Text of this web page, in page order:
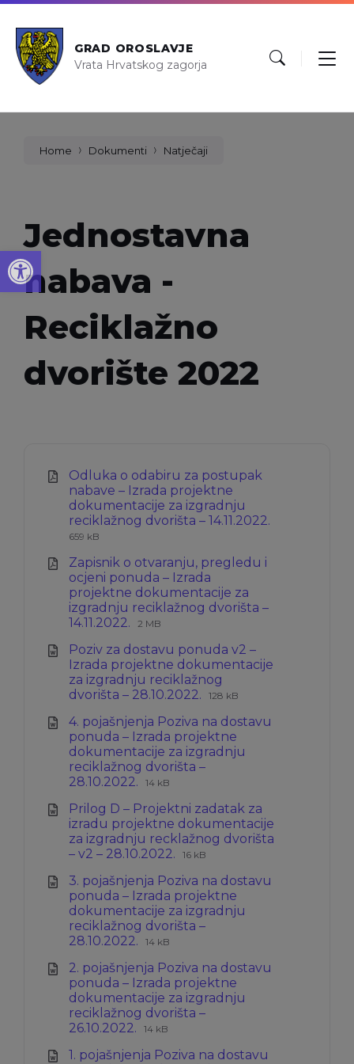
Open toolbar
GRAD OROSLAVJE
Vrata Hrvatskog zagorja
Home Dokumenti Natječaji
Jednostavna
nabava -
Reciklažno
dvorište 2022
Odluka o odabiru za postupak
nabave – Izrada projektne
dokumentacije za izgradnju
reciklažnog dvorišta – 14.11.2022.
Ekstenzija
pdf
Veličina
659 kB
Zapisnik o otvaranju, pregledu i
ocjeni ponuda – Izrada
projektne dokumentacije za
izgradnju reciklažnog dvorišta –
14.11.2022. Ekstenzija
pdf
Veličina
2 MB
Poziv za dostavu ponuda v2 –
Izrada projektne dokumentacije
za izgradnju reciklažnog
dvorišta – 28.10.2022. Ekstenzija
doc
Veličina
128 kB
4. pojašnjenja Poziva na dostavu
ponuda – Izrada projektne
dokumentacije za izgradnju
reciklažnog dvorišta –
28.10.2022. Ekstenzija
docx
Veličina
14 kB
Prilog D – Projektni zadatak za
izradu projektne dokumentacije
za izgradnju recklažnog dvorišta
– v2 – 28.10.2022. Ekstenzija
docx
Veličina
16 kB
3. pojašnjenja Poziva na dostavu
ponuda – Izrada projektne
dokumentacije za izgradnju
reciklažnog dvorišta –
28.10.2022. Ekstenzija
docx
Veličina
14 kB
2. pojašnjenja Poziva na dostavu
ponuda – Izrada projektne
dokumentacije za izgradnju
reciklažnog dvorišta –
26.10.2022. Ekstenzija
docx
Veličina
14 kB
1. pojašnjenja Poziva na dostavu